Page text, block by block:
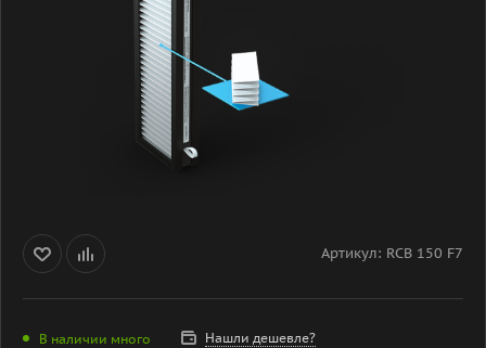
Артикул: RCB 150 F7
В наличии много Нашли дешевле?